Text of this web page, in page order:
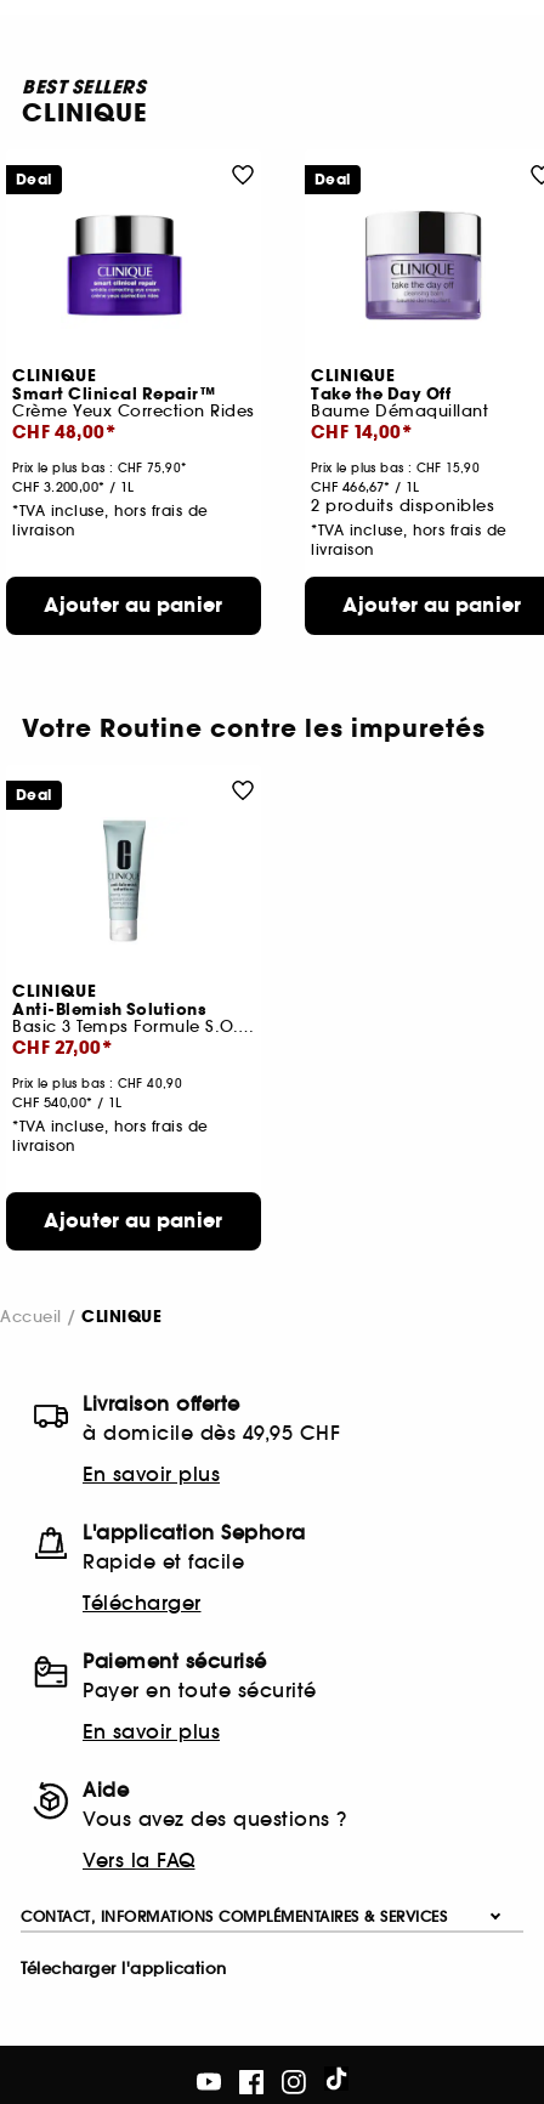
BEST SELLERS
CLINIQUE
CLINIQUE
Smart Clinical Repair™
Crème Yeux Correction Rides
CHF 48,00
Prix le plus bas : CHF 75,90
CHF 3.200,00 / 1L
*TVA incluse, hors frais de
livraison
Ajouter au panier
Deal
CLINIQUE
Take the Day Off
Baume Démaquillant
CHF 14,00
Prix le plus bas : CHF 15,90
CHF 466,67 / 1L
2 produits disponibles
*TVA incluse, hors frais de
livraison
Ajouter au panier
Deal
Votre Routine contre les impuretés
CLINIQUE
Anti-Blemish Solutions
Basic 3 Temps Formule S.O.S Hydratant Purifiant
CHF 27,00
Prix le plus bas : CHF 40,90
CHF 540,00 / 1L
*TVA incluse, hors frais de
livraison
Ajouter au panier
Deal
Accueil CLINIQUE
Livraison offerte
à domicile dès 49,95 CHF
En savoir plus
L'application Sephora
Rapide et facile
Télécharger
Paiement sécurisé
Payer en toute sécurité
En savoir plus
Aide
Vous avez des questions ?
Vers la FAQ
CONTACT, INFORMATIONS COMPLÉMENTAIRES & SERVICES
Télecharger l'application